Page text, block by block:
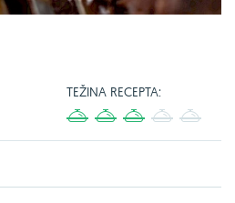
TEŽINA RECEPTA:
4